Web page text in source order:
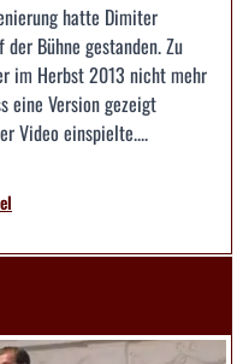
hatte Dimiter
Bühne gestanden. Zu
im Herbst 2013 nicht mehr
eine Version gezeigt
Video einspielte....